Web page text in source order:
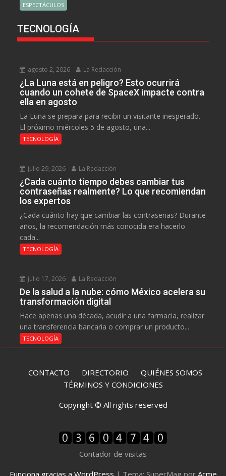
ESPECTÁCULOS
TECNOLOGÍA
agosto 2, 2026 La Redacción
¿La Luna está en peligro? Esto ocurrirá
cuando un cohete de SpaceX impacte contra
ella en agosto
La Luna se prepara para recibir un visitante inesperado.
El próximo miércoles 5 de agosto, una...
TECNOLOGÍA
julio 29, 2026 La Redacción
¿Cada cuánto tiempo debes cambiar tus
contraseñas realmente? Lo que recomiendan
los expertos
¿Cada cuánto hay que cambiar las contraseñas? Durante
años, la recomendación más conocida era hacerlo
cada...
TECNOLOGÍA
julio 17, 2026 La Redacción
De la salud a la nube: cómo México acelera su
transformación digital
Hace apenas una década, acudir a una farmacia, realizar
una transferencia bancaria o comprar un producto...
TECNOLOGÍA
CONTACTO DIRECTORIO QUIÉNES SOMOS
TÉRMINOS Y CONDICIONES
Copyright © All rights reserved
Contador de visitas